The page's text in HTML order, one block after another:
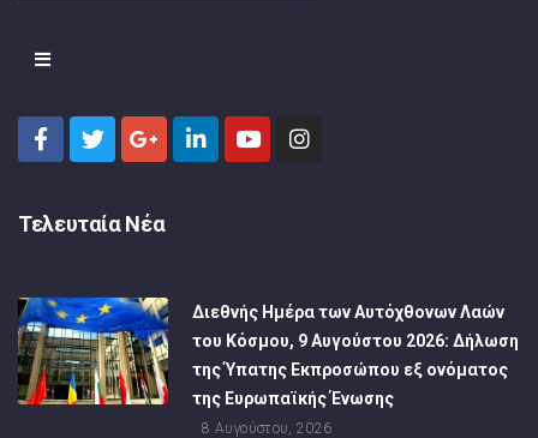
Τελευταία Νέα
Διεθνής Ημέρα των Αυτόχθονων Λαών
του Κόσμου, 9 Αυγούστου 2026: Δήλωση
της Ύπατης Εκπροσώπου εξ ονόματος
της Ευρωπαϊκής Ένωσης
8 Αυγούστου, 2026